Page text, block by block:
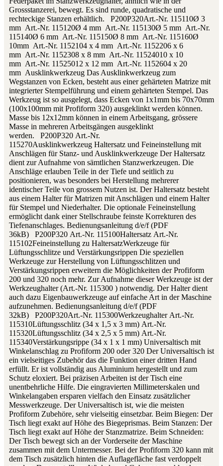
Grossstanzerei, bewegt. Es sind runde, quadratische und
rechteckige Stanzen erhältlich. P200P320Art.-Nr. 115110Ø 3
mm Art.-Nr. 115120Ø 4 mm Art.-Nr. 115130Ø 5 mm Art.-Nr.
115140Ø 6 mm Art.-Nr. 115150Ø 8 mm Art.-Nr. 115160Ø
10mm Art.-Nr. 1152104 x 4 mm Art.-Nr. 1152206 x 6
mm Art.-Nr. 1152308 x 8 mm Art.-Nr. 11524010 x 10
mm Art.-Nr. 11525012 x 12 mm Art.-Nr. 1152604 x 20
mm Ausklinkwerkzeug Das Ausklinkwerkzeug zum
Wegstanzen von Ecken, besteht aus einer gehärteten Matrize mit
integrierter Stempelführung und einem gehärteten Stempel. Das
Werkzeug ist so ausgelegt, dass Ecken von 1x1mm bis 70x70mm
(100x100mm mit Profiform 320) ausgeklinkt werden können.
Masse bis 12x12mm können in einem Arbeitsgang, grössere
Masse in mehreren Arbeitsgängen ausgeklinkt
werden. P200P320 Art.-Nr.
115270Ausklinkwerkzeug Haltersatz und Feineinstellung mit
Anschlägen für Stanz- und Ausklinkwerkzeuge Der Haltersatz
dient zur Aufnahme von sämtlichen Stanzwerkzeugen. Die
Anschläge erlauben Teile in der Tiefe und seitlich zu
positionieren, was besonders bei Herstellung mehrerer
identischer Teile von grossem Nutzen ist. Der Haltersatz besteht
aus einem Halter für Matrizen mit Anschlägen und einem Halter
für Stempel und Niederhalter. Die optionale Feineinstellung
ermöglicht dank einer Stellschraube feinste Korrekturen des
Tiefenanschlages. Bedienungsanleitung d/e/f (PDF
36kB) P200P320 Art.-Nr. 115100Haltersatz Art.-Nr.
115102Feineinstellung zu HaltersatzWerkzeuge für
Lüftungsschlitze und Verstärkungsrippen Die speziellen
Werkzeuge zur Herstellung von Lüftungsschlitzen und
Verstärkungsrippen erweitern die Möglichkeiten der Profiform
200 und 320 noch mehr. Zur Aufnahme dieser Werkzeuge ist der
Werkzeughalter (Art.-Nr. 115300 ) notwendig. Der Halter dient
auch dazu Eigenbauwerkzeuge auf einfache Art in der Maschine
aufzunehmen. Bedienungsanleitung d/e/f (PDF
32kB) P200P320Art.-Nr. 115300Werkzeughalter Art.-Nr.
115310Lüftungsschlitz (34 x 1,5 x 3 mm) Art.-Nr.
115320Lüftungsschlitz (34 x 2,5 x 5 mm) Art.-Nr.
115340Verstärkungsrippe (34 x 1 x 1 mm) Universaltisch mit
Winkelanschlag zu Profiform 200 oder 320 Der Universaltisch ist
ein vielseitiges Zubehör das die Funktion einer dritten Hand
erfüllt. Er ist vollständig aus Aluminium hergestellt und zum
Schutz eloxiert. Bei präzisen Arbeiten ist der Tisch eine
unentbehrliche Hilfe. Die eingravierten Millimeterskalen und
Winkelangaben ersparen vielfach den Einsatz zusätzlicher
Messwerkzeuge. Der Universaltisch ist, wie die meisten
Profiform Zubehöre, sehr vielseitig einsetzbar. Beim Biegen: Der
Tisch liegt exakt auf Höhe des Biegeprismas. Beim Stanzen: Der
Tisch liegt exakt auf Höhe der Stanzmatrize. Beim Schneiden:
Der Tisch bewegt sich an der Vorderseite der Maschine
zusammen mit dem Untermesser. Bei der Profiform 320 kann mit
dem Tisch zusätzlich hinten die Auflagefläche fast verdoppelt